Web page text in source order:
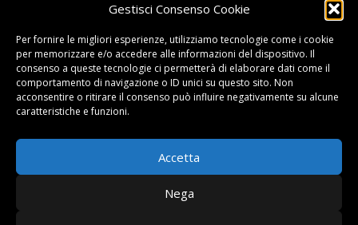
Gestisci Consenso Cookie
Per fornire le migliori esperienze, utilizziamo tecnologie come i cookie
per memorizzare e/o accedere alle informazioni del dispositivo. Il
consenso a queste tecnologie ci permetterà di elaborare dati come il
comportamento di navigazione o ID unici su questo sito. Non
acconsentire o ritirare il consenso può influire negativamente su alcune
caratteristiche e funzioni.
Accetta
Nega
349.3489333
Email:info@tdl.it
Terra di Lunigiana © di Filippi William - P.Iva 01374450458